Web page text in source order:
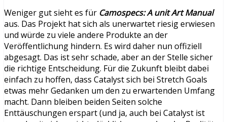
Weniger gut sieht es für Camospecs: A unit Art Manual
aus. Das Projekt hat sich als unerwartet riesig erwiesen
und würde zu viele andere Produkte an der
Veröffentlichung hindern. Es wird daher nun offiziell
abgesagt. Das ist sehr schade, aber an der Stelle sicher
die richtige Entscheidung. Für die Zukunft bleibt dabei
einfach zu hoffen, dass Catalyst sich bei Stretch Goals
etwas mehr Gedanken um den zu erwartenden Umfang
macht. Dann bleiben beiden Seiten solche
Enttäuschungen erspart (und ja, auch bei Catalyst ist